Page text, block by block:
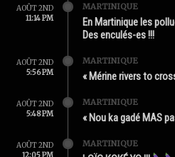
AOÛT 2ND
11:14 PM
MARTINIQUE
En Martinique les
Des enculés-es !!!
AOÛT 2ND
5:56 PM
MARTINIQUE
« Mérine rivers to
AOÛT 2ND
5:48 PM
MARTINIQUE
« Nou ka gadé MAS
AOÛT 2ND
12:05 PM
MARTINIQUE